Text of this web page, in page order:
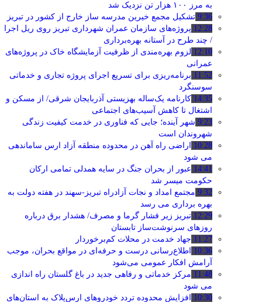
به مرز ۱۰۰ هزار تن نزدیک شد
9:36 تشکیل مجمع خیرین مدرسه ‌ساز خارج از کشور در تبریز
12:28 پروژه‌های سازمان عمران شهرداری تبریز روی ریل اجرا
/ چند طرح در آستانه بهره‌برداری
12:10 لزوم بهره‌مندی از ظرفیت آزمایشگاه خاک در پروژه‌های
عمرانی
11:52 برنامه‌ریزی برای تسریع اجرای پروژه تجاری و خدماتی
سوسنگرد
14:35 کارنامه یک‌ساله بهزیستی آذربایجان شرقی/ از مسکن و
اشتغال تا کاهش آسیب‌های اجتماعی
9:23 شهر آینده؛ جایی که فناوری در خدمت کیفیت زندگی
شهروندان است
10:28
اراضی راه آهن در محدوده منطقه آزاد ارس ساماندهی
می شود
14:41 عبور از بحران جنگ در سایه همدلی تمامی ارکان
حکومت میسر شد
9:32 مجتمع امداد و نجات آزادراه تبریز-سهند در هفته دولت به
بهره ‌برداری می‌ رسد
12:29 تبریز زیر فشار گرما و مصرف/ هشدار برق درباره
روزهای سرنوشت‌ساز تابستان
11:27 جهاد خدمت در محلات کم‌برخوردار
10:36 اطلاع‌رسانی درست و حرفه‌ای در مواقع بحران، موجب
آرامش افکار عمومی می‌شود
11:48 مرکز خدماتی و رفاهی جدید در باغ گلستان راه اندازی
می شود
10:30
افزایش محدوده تردد خودروهای ارس‌پلاک به استان‌های